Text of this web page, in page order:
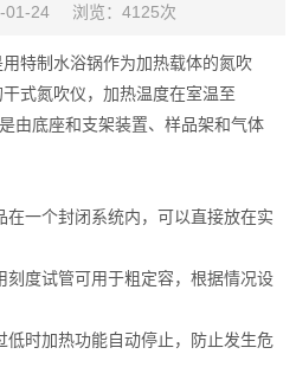
01-24 浏览：4125次
特制水浴锅作为加热载体的氮吹
式氮吹仪，加热温度在室温至
由底座和支架装置、样品架和气体
一个封闭系统内，可以直接放在实
度试管可用于粗定容，根据情况设
时加热功能自动停止，防止发生危